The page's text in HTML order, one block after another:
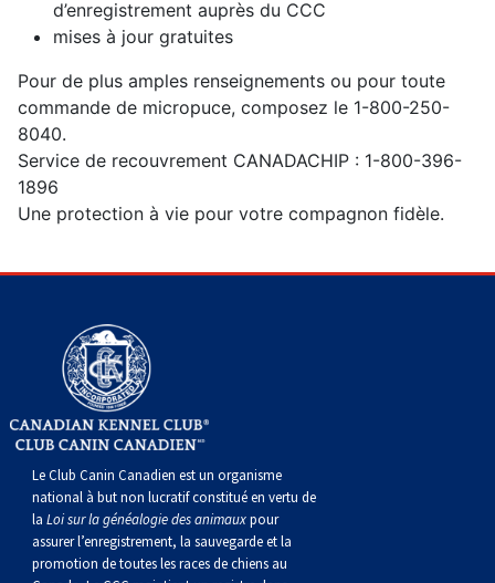
Le Club Canin Canadien est un organisme
national à but non lucratif constitué en vertu de
la Loi sur la généalogie des animauxpour
assurer l’enregistrement, la sauvegarde et la
promotion de toutes les races de chiens au